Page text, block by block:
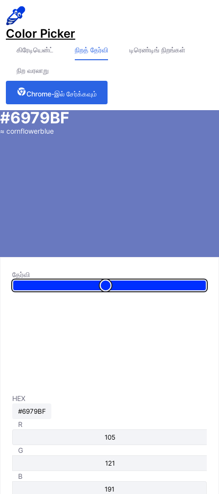
Color Picker
கிரேடியென்ட் நிறத் தேர்வி டிரெண்டிங் நிறங்கள்
நிற வரலாறு
Chrome-இல் சேர்க்கவும்
#6979BF
≈ cornflowerblue
தேர்வி
HEX
R
G
B